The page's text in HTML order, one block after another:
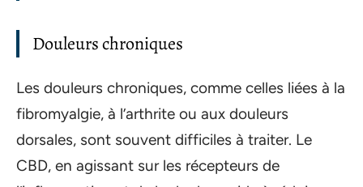
Douleurs chroniques
Les douleurs chroniques, comme celles liées à la
fibromyalgie, à l’arthrite ou aux douleurs
dorsales, sont souvent difficiles à traiter. Le
CBD, en agissant sur les récepteurs de